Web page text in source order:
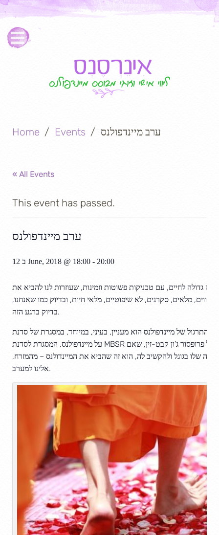
Home Events ערב מיינדפולנס
« All Events
This event has passed.
ערב מיינדפולנס
ב 12 June, 2018 @ 18:00 - 20:00
גדולה לחיים, עם טכניקות פשוטות וזמינות, שעוזרות לנו להביא את
חווים, מלאים, סקרנים, לא שיפוטיים, מלאי חיות, ובדיוק כמו שאנחנו,
בדיוק ברגע הזה.
התרגול של מיינדפולנס הוא מעניין, בעיני, במיוחד, במסגרת של סדנת MBSR – סדנה להפחתת מתחים המבוססת
על מיינדפולנס. המסגרת לסדנת MBSR לקוחה מתוך ההתנסות והתובנות של פרופסור ג’ון קבט-זין, שאם
שלו בגוגל ולהקשיב לה, הוא זה שהביא את המיינדולנס – מהמזרח,
אלינו למערב.